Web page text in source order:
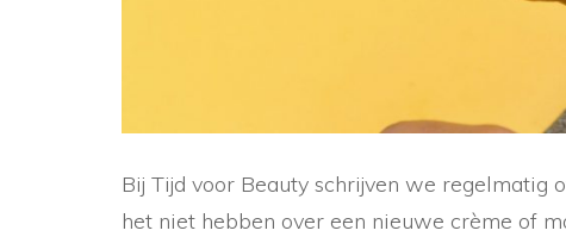
Bij Tijd voor Beauty schrijven we regelmatig
het niet hebben over een nieuwe crème of